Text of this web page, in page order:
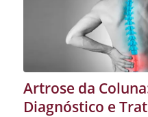
Artrose da
Diagnóstico e